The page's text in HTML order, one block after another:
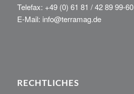
Telefax: +49 (0) 61 81 / 42 89 99-60
E-Mail: info@terramag.de
RECHTLICHES